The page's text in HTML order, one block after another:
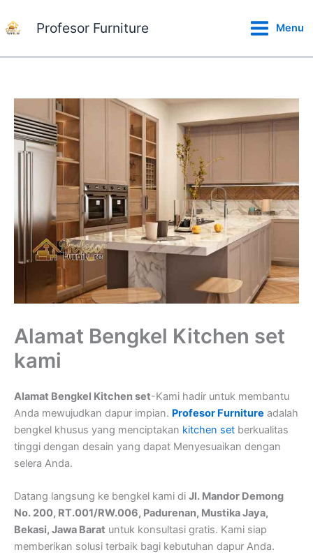
ke
Profesor Furniture Menu
Alamat Bengkel Kitchen set
kami
Alamat Bengkel Kitchen set-Kami hadir untuk membantu
Anda mewujudkan dapur impian. Profesor Furniture adalah
bengkel khusus yang menciptakan kitchen set berkualitas
tinggi dengan desain yang dapat Menyesuaikan dengan
selera Anda.
Datang langsung ke bengkel kami di Jl. Mandor Demong
No. 200, RT.001/RW.006, Padurenan, Mustika Jaya,
Bekasi, Jawa Barat untuk konsultasi gratis. Kami siap
memberikan solusi terbaik bagi kebutuhan dapur Anda.